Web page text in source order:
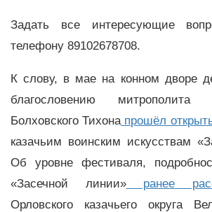
Задать все интересующие
телефону 89102678708.
К слову, в мае на конном дворе
благословению митрополита
Болховского Тихона прошёл
казачьим воинским искусствам
Об уровне фестиваля,
«Засечной линии»ранее
Орловского казачьего округа